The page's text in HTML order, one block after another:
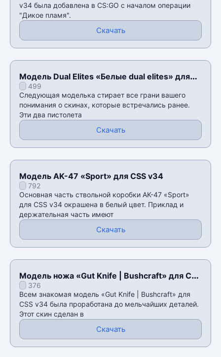
v34 была добавлена в CS:GO с началом операции
"Дикое пламя".
Скачать
Модель Dual Elites «Белые dual elites» для
CSS v34
499
Следующая моделька стирает все грани вашего
понимания о скинах, которые встречались ранее.
Эти два пистолета
Скачать
Модель AK-47 «Sport» для CSS v34
792
Основная часть ствольной коробки AK-47 «Sport»
для CSS v34 окрашена в белый цвет. Приклад и
держательная часть имеют
Скачать
Модель ножа «Gut Knife | Bushcraft» для CSS
v34376
Всем знакомая модель «Gut Knife | Bushcraft» для
CSS v34 была проработана до мельчайших деталей.
Этот скин сделан в
Скачать